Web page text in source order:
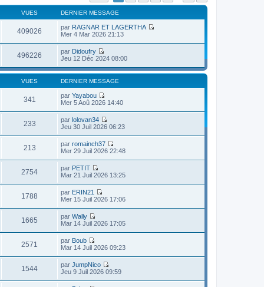
VUES DERNIER MESSAGE
409026 par RAGNAR ET LAGERTHA
e
d
r
e
g
Mer 4 Mar 2026 21:13
496226 par Didoufry
V
i
r
l
d
e
r
n
i
e
r
m
s
a
g
Jeu 12 Déc 2024 08:00
VUES DERNIER MESSAGE
341 par Yayabou
V
i
r
l
e
d
e
i
e
r
e
s
a
Mer 5 Aoû 2026 14:40
233 par lolovan34
V
r
l
e
e
i
e
r
e
s
a
e
Jeu 30 Juil 2026 06:23
213 par romainch37
V
l
e
e
i
e
r
e
s
a
Mer 29 Juil 2026 22:48
2754 par PETIT
V
i
r
l
e
e
i
e
r
m
e
s
Mar 21 Juil 2026 13:25
1788 par ERIN21
V
l
e
e
n
i
e
r
Mer 15 Juil 2026 17:06
1665 par Wally
V
l
e
d
e
Mar 14 Juil 2026 17:05
2571 par Boub
V
r
l
e
Mar 14 Juil 2026 09:23
1544 par JumpNico
V
Jeu 9 Juil 2026 09:59